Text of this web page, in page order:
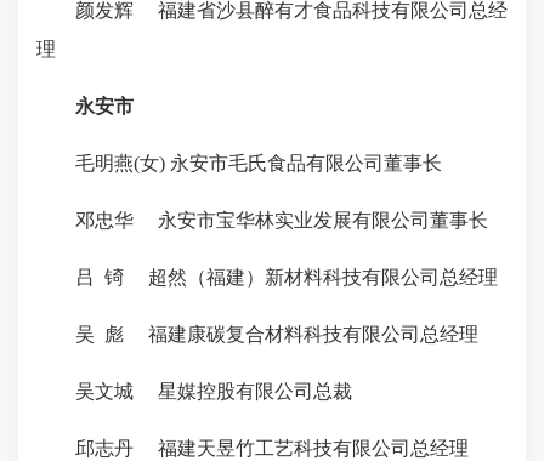
颜发辉 福建省沙县醉有才食品科技有限公司总经
理
永安市
毛明燕(女) 永安市毛氏食品有限公司董事长
邓忠华 永安市宝华林实业发展有限公司董事长
吕 锜 超然（福建）新材料科技有限公司总经理
吴 彪 福建康碳复合材料科技有限公司总经理
吴文城 星媒控股有限公司总裁
邱志丹 福建天昱竹工艺科技有限公司总经理